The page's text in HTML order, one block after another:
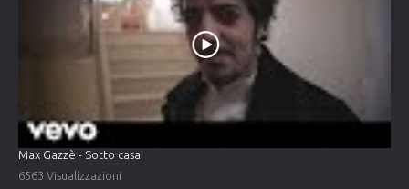
Max Gazzè - Sotto casa
6563 Visualizzazioni